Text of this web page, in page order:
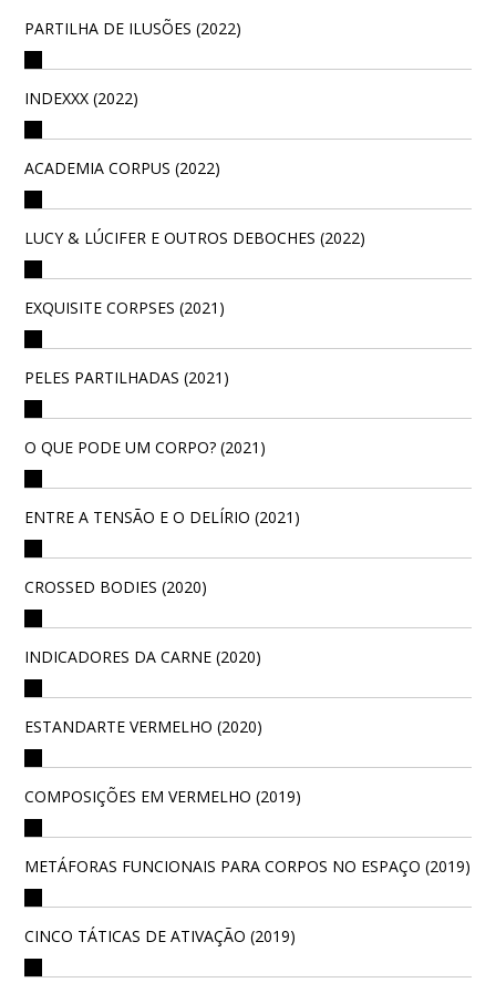
PARTILHA DE ILUSÕES (2022)
INDEXXX (2022)
ACADEMIA CORPUS (2022)
LUCY & LÚCIFER E OUTROS DEBOCHES (2022)
EXQUISITE CORPSES (2021)
PELES PARTILHADAS (2021)
O QUE PODE UM CORPO? (2021)
ENTRE A TENSÃO E O DELÍRIO (2021)
CROSSED BODIES (2020)
INDICADORES DA CARNE (2020)
ESTANDARTE VERMELHO (2020)
COMPOSIÇÕES EM VERMELHO (2019)
METÁFORAS FUNCIONAIS PARA CORPOS NO ESPAÇO (2019)
CINCO TÁTICAS DE ATIVAÇÃO (2019)